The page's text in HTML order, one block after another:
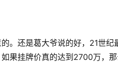
。还是葛大爷说的好，21世
果挂牌价真的达到2700万，那